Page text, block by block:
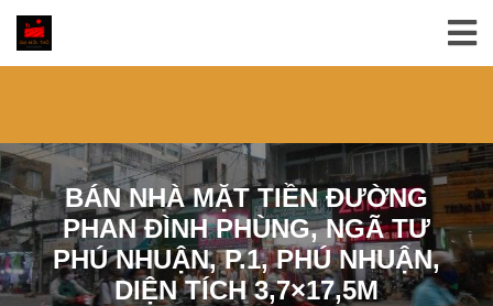
BÁN NHÀ MẶT TIỀN ĐƯỜNG
PHAN ĐÌNH PHÙNG, NGÃ TƯ
PHÚ NHUẬN, P.1, PHÚ NHUẬN,
DIỆN TÍCH 3,7×17,5M